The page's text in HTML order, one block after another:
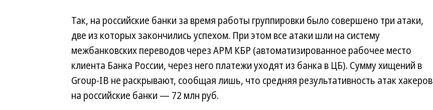
Так, на российские банки за время работы группировки было совершено три атаки,
две из которых закончились успехом. При этом все атаки шли на систему
межбанковских переводов через АРМ КБР (автоматизированное рабочее место
клиента Банка России, через него платежи уходят из банка в ЦБ). Сумму хищений в
Group-IB не раскрывают, сообщая лишь, что средняя результативность атак хакеров
на российские банки — 72 млн руб.